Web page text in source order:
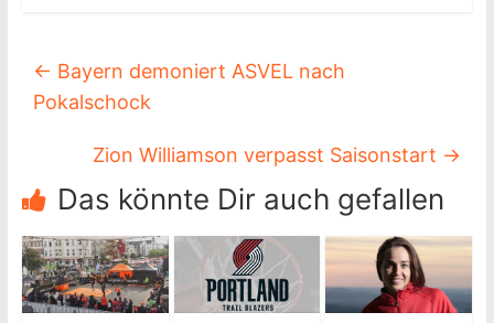
← Bayern demoniert ASVEL nach
Pokalschock
Zion Williamson verpasst Saisonstart →
Das könnte Dir auch gefallen